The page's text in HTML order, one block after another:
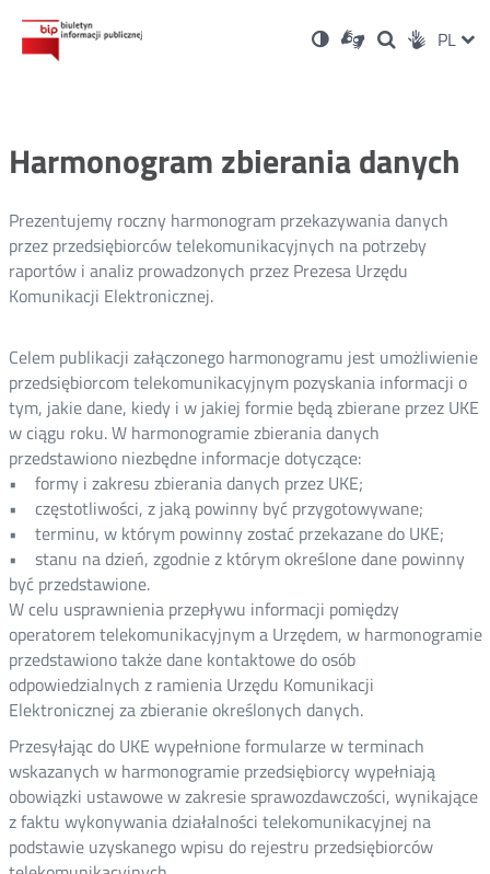
Ustawienia
Wersja
kontrastowa
Dla
niesłyszących
OtwórzOtwórz
w
Otwórz
w
Social PL
Harmonogram zbierania danych
Prezentujemy roczny harmonogram przekazywania danych
przez przedsiębiorców telekomunikacyjnych na potrzeby
raportów i analiz prowadzonych przez Prezesa Urzędu
Komunikacji Elektronicznej.
Celem publikacji załączonego harmonogramu jest umożliwienie
przedsiębiorcom telekomunikacyjnym pozyskania informacji o
tym, jakie dane, kiedy i w jakiej formie będą zbierane przez UKE
w ciągu roku. W harmonogramie zbierania danych
przedstawiono niezbędne informacje dotyczące:
• formy i zakresu zbierania danych przez UKE;
• częstotliwości, z jaką powinny być przygotowywane;
• terminu, w którym powinny zostać przekazane do UKE;
• stanu na dzień, zgodnie z którym określone dane powinny
być przedstawione.
W celu usprawnienia przepływu informacji pomiędzy
operatorem telekomunikacyjnym a Urzędem, w harmonogramie
przedstawiono także dane kontaktowe do osób
odpowiedzialnych z ramienia Urzędu Komunikacji
Elektronicznej za zbieranie określonych danych.
Przesyłając do UKE wypełnione formularze w terminach
wskazanych w harmonogramie przedsiębiorcy wypełniają
obowiązki ustawowe w zakresie sprawozdawczości, wynikające
z faktu wykonywania działalności telekomunikacyjnej na
podstawie uzyskanego wpisu do rejestru przedsiębiorców